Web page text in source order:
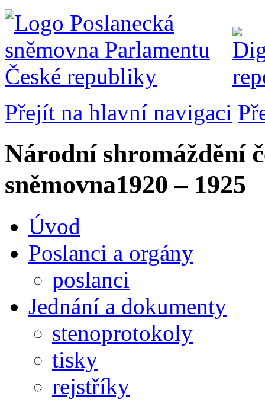
Přejít na hlavní navigaci
Národní shromáždění
sněmovna1920 – 1925
Úvod
Poslanci a orgány
poslanci
Jednání a dokumenty
stenoprotokoly
tisky
rejstříky